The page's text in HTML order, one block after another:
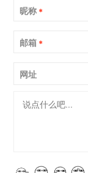
昵称 *
邮箱 *
网址